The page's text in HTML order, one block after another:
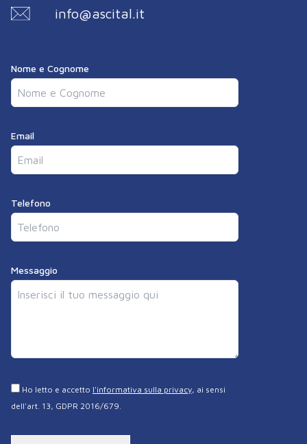
info@ascital.it
Nome e Cognome
Email
Telefono
Messaggio
Ho letto e accetto l'informativa sulla privacy, ai sensi
dell'art. 13, GDPR 2016/679.